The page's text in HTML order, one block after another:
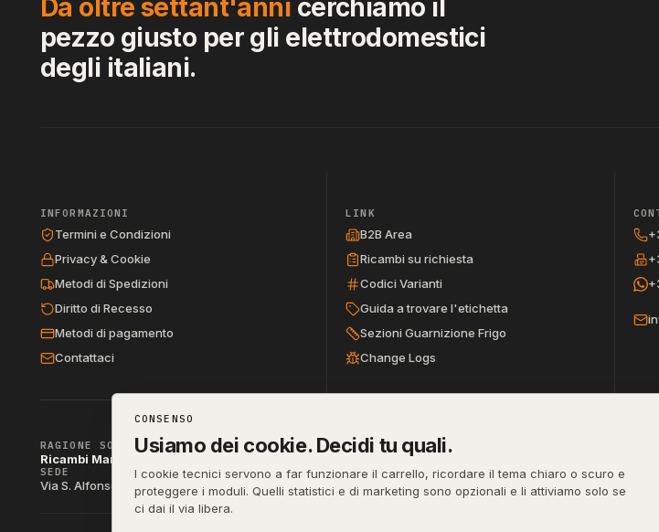
Da oltre settant'anni cerchiamo il
pezzo giusto per gli elettrodomestici
degli italiani.
INFORMAZIONI
Termini e Condizioni
Privacy & Cookie
Metodi di Spedizioni
Diritto di Recesso
Metodi di pagamento
Contattaci
LINK
B2B Area
Ricambi su richiesta
Codici Varianti
Guida a trovare l'etichetta
Sezioni Guarnizione Frigo
Change Logs
RAGIONE SOCIALE
Ricambi Manzo di Manzo dott.ssa Raffaella & C. s.a.s.
SEDE
Via S. Alfonso Maria de Liguori 52, 80141 Napoli (NA)
P. IVA
IT04790290631
REA
NA-395472
PEC
CONSENSO
Usiamo dei cookie. Decidi tu quali.
I cookie tecnici servono a far funzionare il carrello, ricordare il tema chiaro o scuro e
proteggere i moduli. Quelli statistici e di marketing sono opzionali e li attiviamo solo se
ci dai il via libera.